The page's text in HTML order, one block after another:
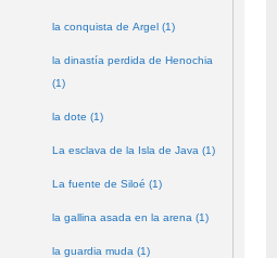
la conquista de Argel (1)
la dinastía perdida de Henochia
(1)
la dote (1)
La esclava de la Isla de Java (1)
La fuente de Siloé (1)
la gallina asada en la arena (1)
la guardia muda (1)